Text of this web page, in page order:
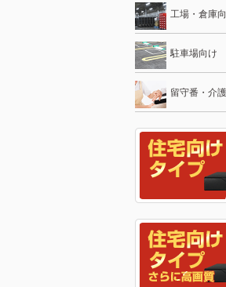
工場・倉庫
駐車場向け
留守番・介